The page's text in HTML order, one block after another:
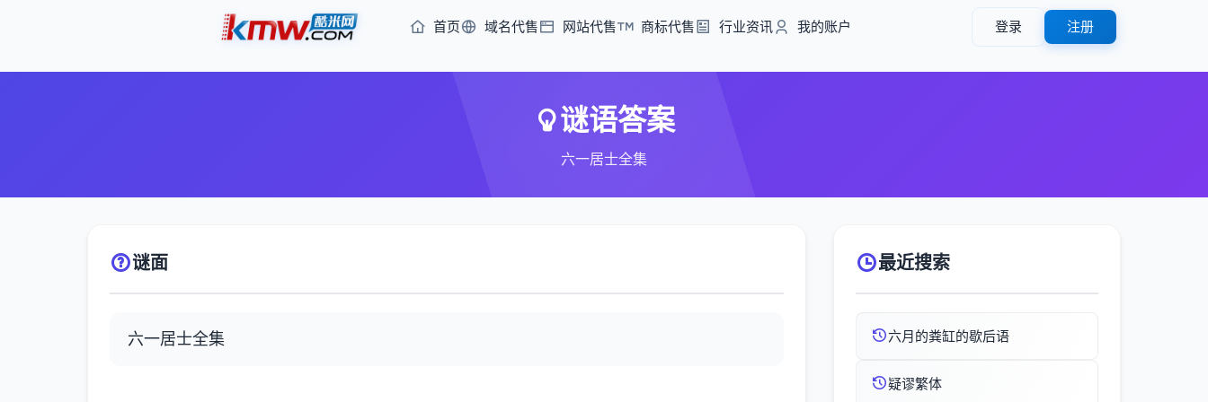
首页 域名代售 网站代售 商标代售 行业资讯 我的账户 登录 注册
谜语答案
六一居士全集
谜面
六一居士全集
最近搜索
六月的粪缸的歇后语
疑谬繁体